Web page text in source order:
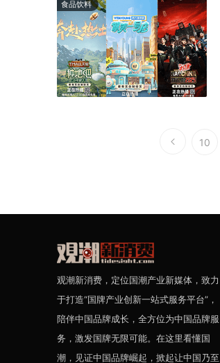
食品饮料
10
观潮新消费，定位国潮产业新媒体，致力
于打造“国牌产业创新一站式服务平台”，
陪伴中国品牌成长，全方位为中国品牌服
务，激发国牌无限可能。在这里看懂国
潮，见证中国品牌崛起，掀起让中国乃至